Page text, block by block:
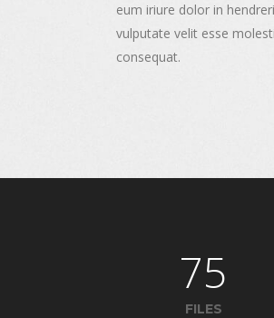
eum iriure dolor in
vulputate velit esse
consequat.
75
FILES